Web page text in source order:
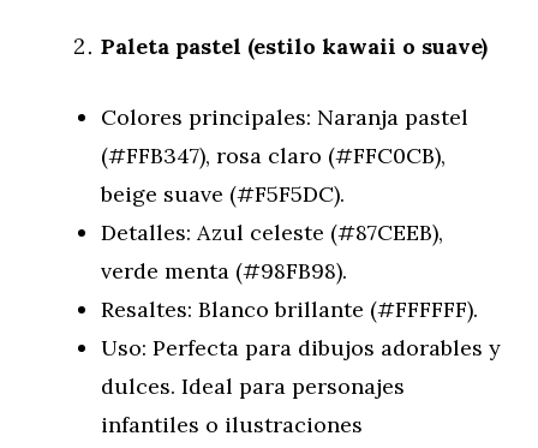
Paleta pastel (estilo kawaii o suave)
Colores principales: Naranja pastel
(#FFB347), rosa claro (#FFC0CB),
beige suave (#F5F5DC).
Detalles: Azul celeste (#87CEEB),
verde menta (#98FB98).
Resaltes: Blanco brillante (#FFFFFF).
Uso: Perfecta para dibujos adorables y
dulces. Ideal para personajes
infantiles o ilustraciones